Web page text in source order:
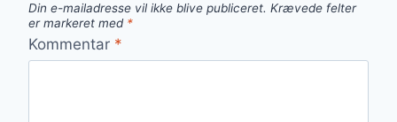
Din e-mailadresse vil ikke blive publiceret. Krævede felter
er markeret med *
Kommentar *